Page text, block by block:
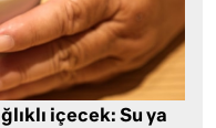
içecek: Su ya